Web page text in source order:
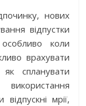
нових
відпустки
коли
врахувати
спланувати
мрії,